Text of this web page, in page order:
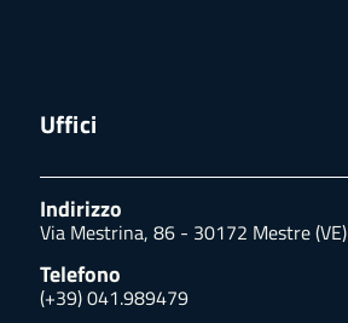
Uffici
Indirizzo
Via Mestrina, 86 - 30172 Mestre (VE)
Telefono
(+39) 041.989479